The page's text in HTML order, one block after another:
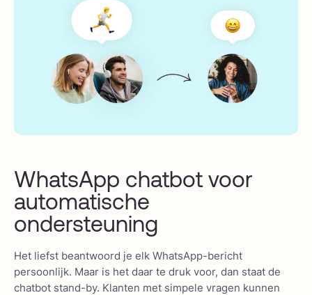
WhatsApp chatbot voor
automatische
ondersteuning
Het liefst beantwoord je elk WhatsApp-bericht
persoonlijk. Maar is het daar te druk voor, dan staat de
chatbot stand-by. Klanten met simpele vragen kunnen